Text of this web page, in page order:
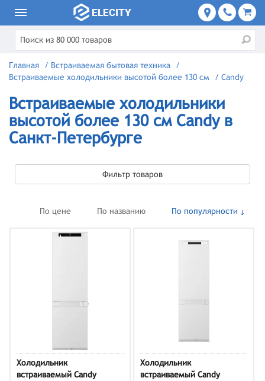
Главная / Встраиваемая бытовая техника
/
Встраиваемые холодильники высотой более 130 см
/ Candy
Встраиваемые холодильники
высотой более 130 см Candy в
Санкт-Петербурге
Фильтр товаров
По цене По названию По популярности
Холодильник
встраиваемый Candy
Холодильник
встраиваемый Candy